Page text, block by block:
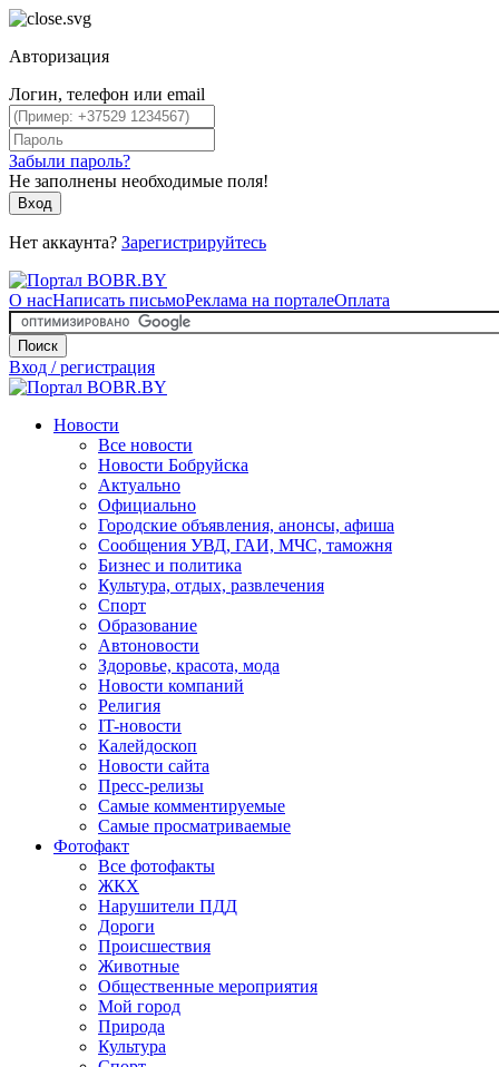
Авторизация
Логин, телефон или email
Забыли пароль?
Не заполнены необходимые поля!
Вход
Нет аккаунта? Зарегистрируйтесь
О насНаписать письмоРеклама на порталеОплата
Поиск
Вход / регистрация
Новости
Все новости
Новости Бобруйска
Актуально
Официально
Городские объявления, анонсы, афиша
Сообщения УВД, ГАИ, МЧС, таможня
Бизнес и политика
Культура, отдых, развлечения
Спорт
Образование
Автоновости
Здоровье, красота, мода
Новости компаний
Религия
IT-новости
Калейдоскоп
Новости сайта
Пресс-релизы
Самые комментируемые
Самые просматриваемые
Фотофакт
Все фотофакты
ЖКХ
Нарушители ПДД
Дороги
Происшествия
Животные
Общественные мероприятия
Мой город
Природа
Культура